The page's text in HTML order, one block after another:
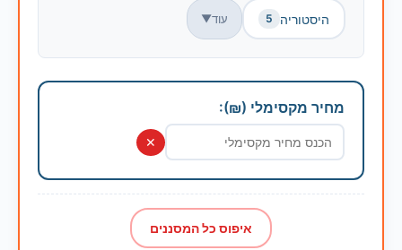
היסטוריה 5 עוד▼
מחיר מקסימלי (₪):
✕
איפוס כל המסננים